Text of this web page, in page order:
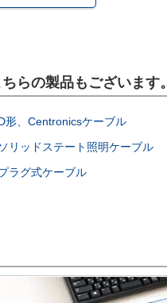
らの製品もございます。
形、Centronicsケーブル
ソリッドステート照明ケーブル
ラグ式ケーブル